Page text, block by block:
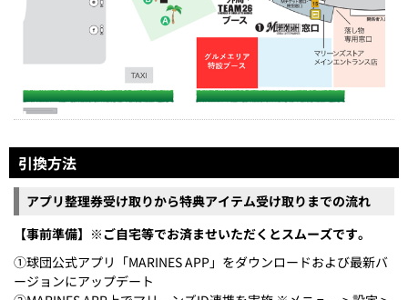
引換方法
アプリ整理券受け取りから特典アイテム受け取りまでの流れ
【事前準備】※ご自宅等でお済ませいただくとスムーズです。
①球団公式アプリ「MARINES APP」をダウンロードおよび最新バ
ージョンにアップデート